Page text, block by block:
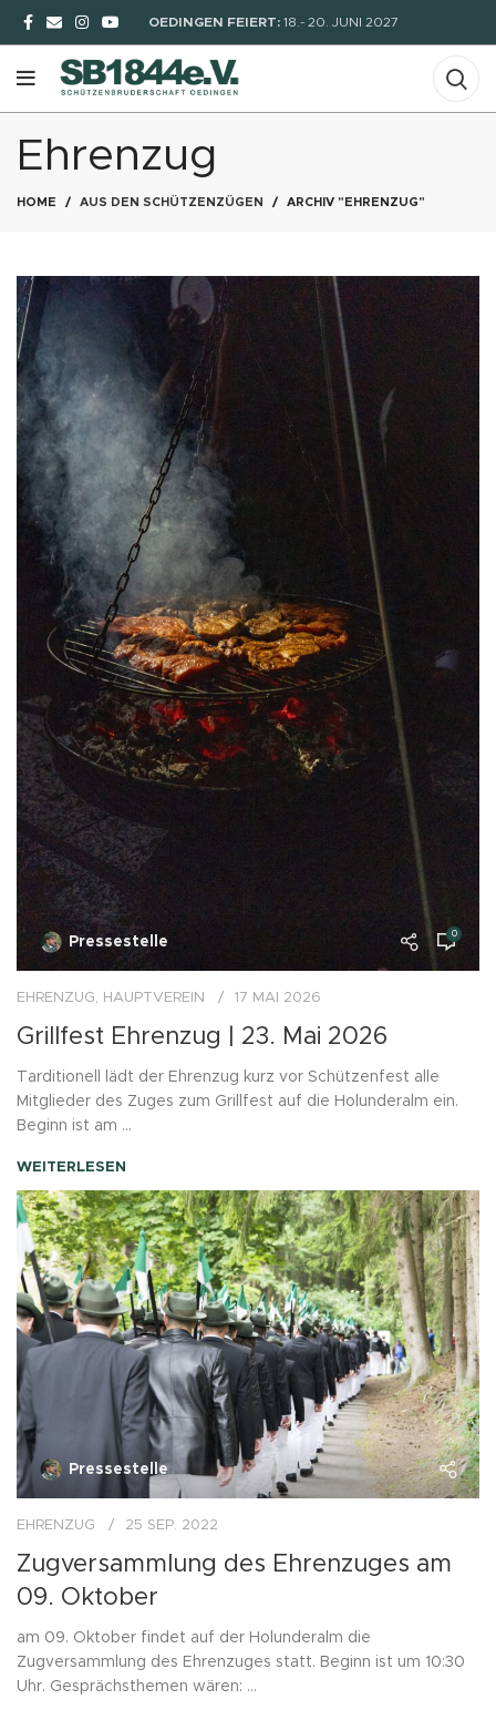
OEDINGEN FEIERT: 18.- 20. JUNI 2027
Ehrenzug
HOME AUS DEN SCHÜTZENZÜGEN ARCHIV "EHRENZUG"
Pressestelle
0
EHRENZUG, HAUPTVEREIN 17 MAI 2026
Grillfest Ehrenzug | 23. Mai 2026
Tarditionell lädt der Ehrenzug kurz vor Schützenfest alle
Mitglieder des Zuges zum Grillfest auf die Holunderalm ein.
Beginn ist am ...
WEITERLESEN
Pressestelle
EHRENZUG 25 SEP. 2022
Zugversammlung des Ehrenzuges am
09. Oktober
am 09. Oktober findet auf der Holunderalm die
Zugversammlung des Ehrenzuges statt. Beginn ist um 10:30
Uhr. Gesprächsthemen wären: ...